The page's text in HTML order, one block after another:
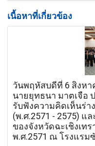
เนื้อหาที่เกี่ยวข้อง
วันพฤหัสบดีที่ 6 สิงหา
นายยุทธนา มาตเจือ
รับฟังความคิดเห็นร่า
(พ.ศ.2571 - 2575) แ
ของจังหวัดฉะเชิงเท
พ.ศ.2571 ณ โรงแรม